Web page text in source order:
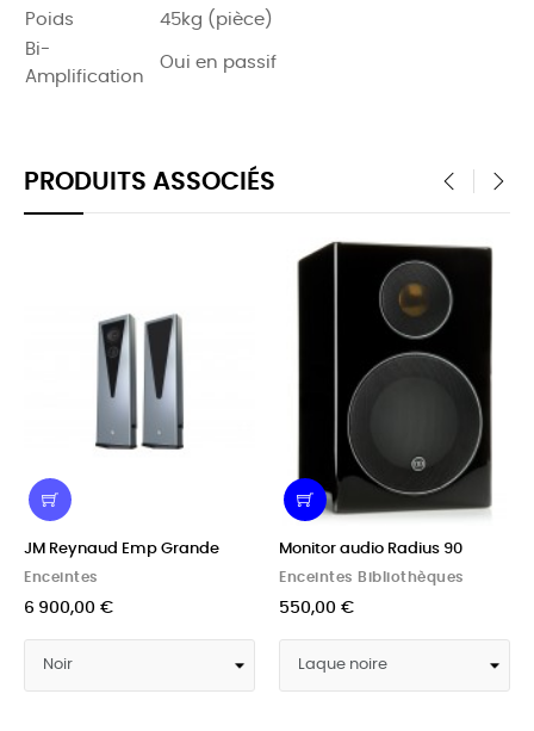
Poids
45kg (pièce)
Bi-
Amplification
Oui en passif
PRODUITS ASSOCIÉS
JM Reynaud Emp Grande
Enceintes
6 900,00 €
Monitor audio Radius 90
Enceintes Bibliothèques
550,00 €